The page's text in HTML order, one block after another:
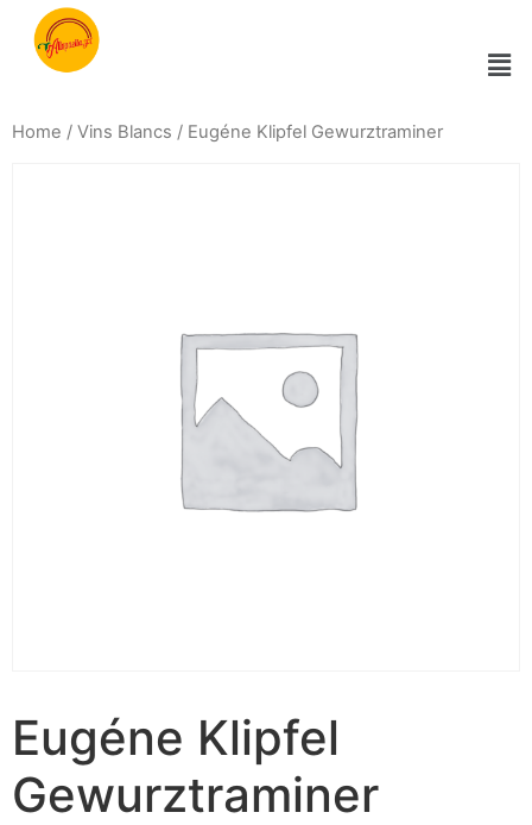
Home / Vins Blancs / Eugéne Klipfel Gewurztraminer
Eugéne Klipfel
Gewurztraminer